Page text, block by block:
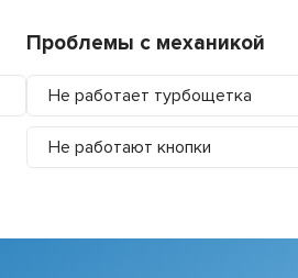
Проблемы с механикой
Не работает турбощетка
Не работают кнопки